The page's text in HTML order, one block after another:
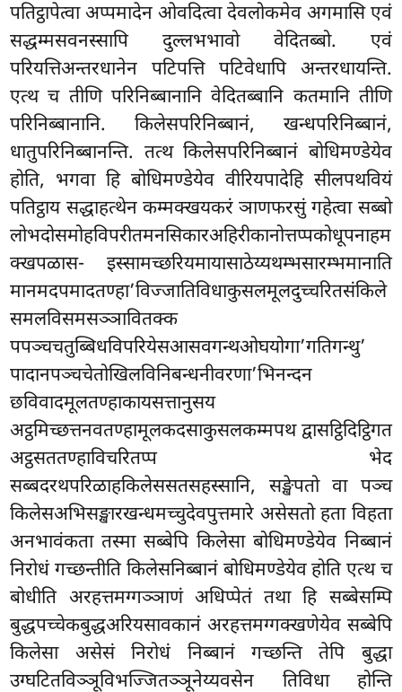
पतिट्ठापेत्वा अप्पमादेन ओवदित्वा देवलोकमेव अगमासि एवं
सद्धम्मसवनस्सापि दुल्लभभावो वेदितब्बो. एवं
परियत्तिअन्तरधानेन पटिपत्ति पटिवेधापि अन्तरधायन्ति.
एत्थ च तीणि परिनिब्बानानि वेदितब्बानि कतमानि तीणि
परिनिब्बानानि. किलेसपरिनिब्बानं, खन्धपरिनिब्बानं,
धातुपरिनिब्बानन्ति. तत्थ किलेसपरिनिब्बानं बोधिमण्डेयेव
होति, भगवा हि बोधिमण्डेयेव वीरियपादेहि सीलपथवियं
पतिट्ठाय सद्धाहत्थेन कम्मक्खयकरं ञाणफरसुं गहेत्वा सब्बो
लोभदोसमोहविपरीतमनसिकारअहिरीकानोत्तप्पकोधूपनाहम
क्खपळास- इस्सामच्छरियमायासाठेय्यथम्भसारम्भमानाति
मानमदपमादतण्हा’विज्जातिविधाकुसलमूलदुच्चरितसंकिले
समलविसमसञ्ञावितक्क
पपञ्चचतुब्बिधविपरियेसआसवगन्थओघयोगा’गतिगन्थु’
पादानपञ्चचेतोखिलविनिबन्धनीवरणा’भिनन्दन
छविवादमूलतण्हाकायसत्तानुसय
अट्ठमिच्छत्तनवतण्हामूलकदसाकुसलकम्मपथ द्वासट्ठिदिट्ठिगत
अट्ठसततण्हाविचरितप्प भेद
सब्बदरथपरिळाहकिलेससतसहस्सानि, सङ्खेपतो वा पञ्च
किलेसअभिसङ्खारखन्धमच्चुदेवपुत्तमारे असेसतो हता विहता
अनभावंकता तस्मा सब्बेपि किलेसा बोधिमण्डेयेव निब्बानं
निरोधं गच्छन्तीति किलेसनिब्बानं बोधिमण्डेयेव होति एत्थ च
बोधीति अरहत्तमग्गञ्ञाणं अधिप्पेतं तथा हि सब्बेसम्पि
बुद्धपच्चेकबुद्धअरियसावकानं अरहत्तमग्गक्खणेयेव सब्बेपि
किलेसा असेसं निरोधं निब्बानं गच्छन्ति तेपि बुद्धा
उग्घटितविञ्ञूविभज्जितञ्ञूनेय्यवसेन तिविधा होन्ति